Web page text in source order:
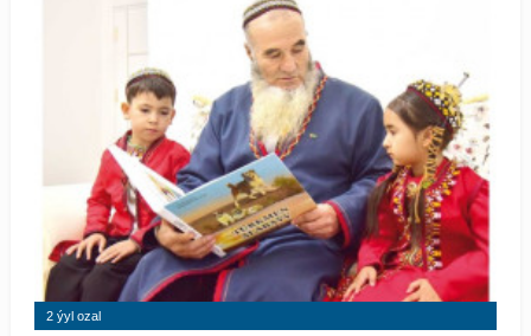
ylym öwrenmek bilen dünýä akyl ýetiripdirler.
2 ýyl ozal